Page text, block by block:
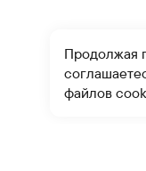
Продолжая
файлов